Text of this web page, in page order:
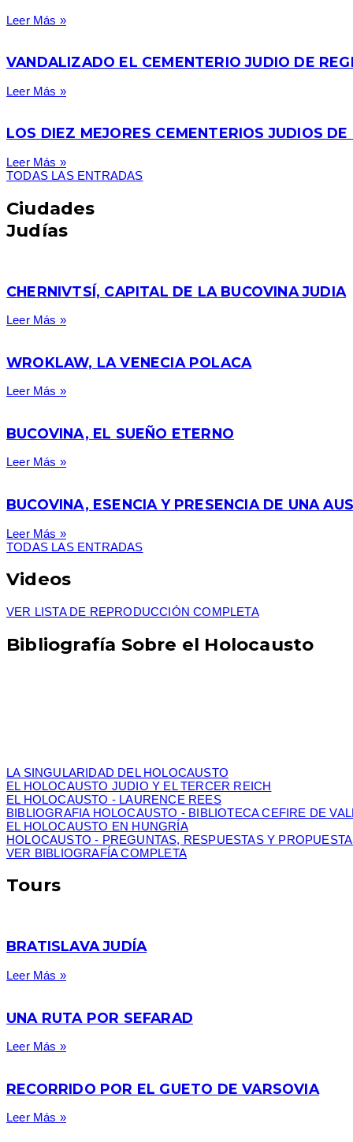
Leer Más »
VANDALIZADO EL CEMENTERIO JUDIO DE
Leer Más »
LOS DIEZ MEJORES CEMENTERIOS JUDIOS
Leer Más »
TODAS LAS ENTRADAS
Ciudades
Judías
CHERNIVTSÍ, CAPITAL DE LA BUCOVINA JUDIA
Leer Más »
WROKLAW, LA VENECIA POLACA
Leer Más »
BUCOVINA, EL SUEÑO ETERNO
Leer Más »
BUCOVINA, ESENCIA Y PRESENCIA DE UNA
Leer Más »
TODAS LAS ENTRADAS
Videos
VER LISTA DE REPRODUCCIÓN COMPLETA
Bibliografía Sobre el Holocausto
LA SINGULARIDAD DEL HOLOCAUSTO
EL HOLOCAUSTO JUDIO Y EL TERCER REICH
EL HOLOCAUSTO - LAURENCE REES
BIBLIOGRAFIA HOLOCAUSTO - BIBLIOTECA CEFIRE DE
EL HOLOCAUSTO EN HUNGRÍA
HOLOCAUSTO - PREGUNTAS, RESPUESTAS Y
VER BIBLIOGRAFÍA COMPLETA
Tours
BRATISLAVA JUDÍA
Leer Más »
UNA RUTA POR SEFARAD
Leer Más »
RECORRIDO POR EL GUETO DE VARSOVIA
Leer Más »